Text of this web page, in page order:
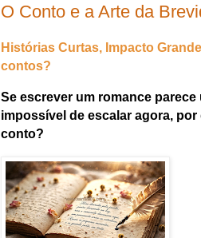
O Conto e a Arte da
Histórias Curtas, Impacto
contos?
Se escrever um romance parece
impossível de escalar agora,
conto?